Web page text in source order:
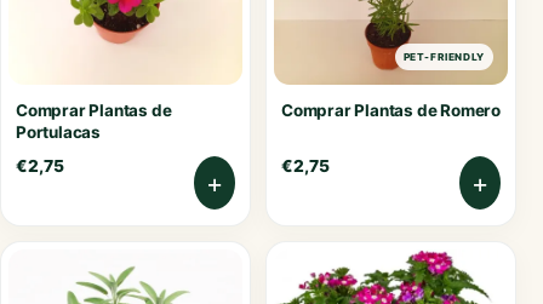
Comprar Plantas de
Portulacas
€2,75
+
PET-FRIENDLY
Comprar Plantas de Romero
€2,75
+